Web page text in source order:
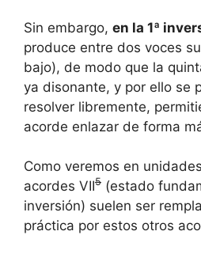
Sin embargo, en la 1ª
produce entre dos voces
bajo), de modo que la
ya disonante, y por ello se
resolver libremente,
acorde enlazar de forma
Como veremos en
acordes VII5 (estado
inversión) suelen ser
práctica por estos otros